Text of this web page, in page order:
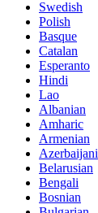
Swedish
Polish
Basque
Catalan
Esperanto
Hindi
Lao
Albanian
Amharic
Armenian
Azerbaijani
Belarusian
Bengali
Bosnian